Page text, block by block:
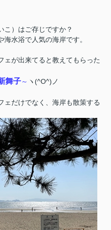
こ）はご存じですか？
海水浴で人気の海岸です。
ェが出来てると教えてもらった
舞子～ ヽ(^O^)ノ
だけでなく、 海岸も散策する